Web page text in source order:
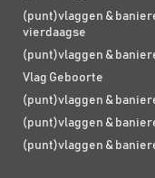
(punt)vlaggen &
vierdaagse
(punt)vlaggen &
Vlag Geboorte
(punt)vlaggen &
(punt)vlaggen &
(punt)vlaggen &